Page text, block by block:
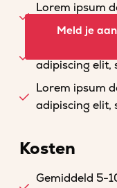
Lorem ipsum
adipiscing elit,
Lorem ipsum
adipiscing elit,
Lorem ipsum
adipiscing elit,
Meld je
Kosten
Gemiddeld 5-